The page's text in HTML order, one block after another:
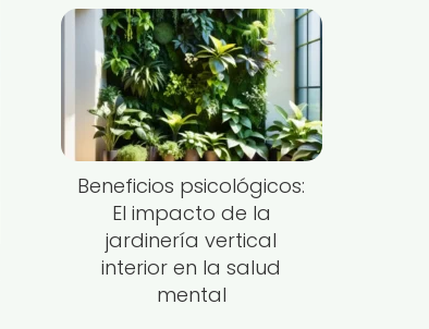
Beneficios psicológicos:
El impacto de la
jardinería vertical
interior en la salud
mental